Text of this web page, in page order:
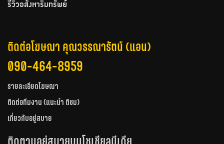
รีวิวอสังหาริมทรัพย์
ติดต่อโฆษณา คุณวรรณารัตน์ (แอน)
090-464-8959
รายละเอียดโฆษณา
ติดต่อทีมงาน (แนะนำ ติชม)
เกี่ยวกับอยู่สบาย